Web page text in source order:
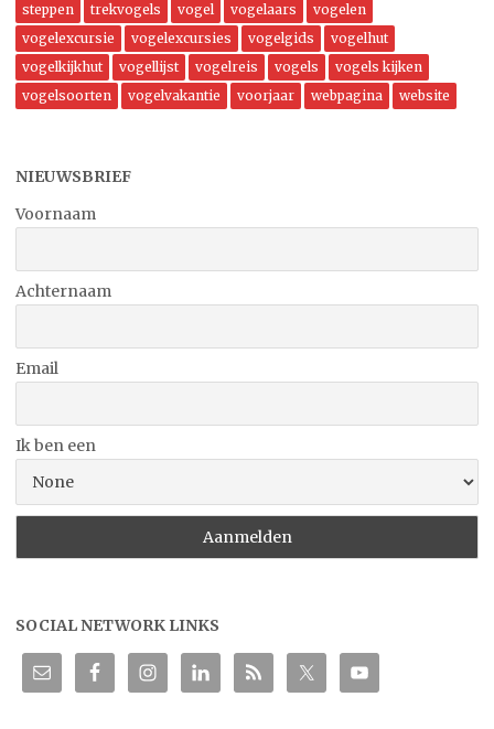
steppen
trekvogels vogel vogelaars
vogelen
vogelexcursie
vogelexcursies vogelgids
vogelhut
vogelkijkhut
vogellijst vogelreis vogels
vogels kijken
vogelsoorten
vogelvakantie voorjaar webpagina website
NIEUWSBRIEF
Voornaam
Achternaam
Email
Ik ben een
SOCIAL NETWORK LINKS